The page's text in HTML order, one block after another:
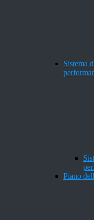
Sistema
Piano